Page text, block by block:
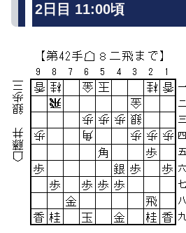
2日目 11:00頃